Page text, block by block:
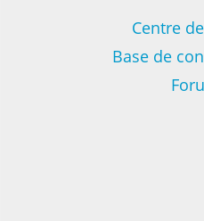
Centre
Base de